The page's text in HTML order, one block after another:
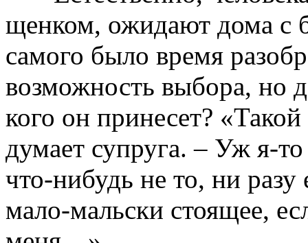
щенком, ожидают дома с
самого было время
возможность выбора, но
кого он принесет?
думает супруга. – Уж я-
что-нибудь не то, ни
мало-мальски стоящее,